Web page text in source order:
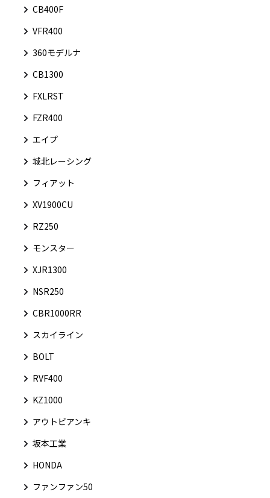
CB400F
VFR400
360モデルナ
CB1300
FXLRST
FZR400
エイプ
城北レーシング
フィアット
XV1900CU
RZ250
モンスター
XJR1300
NSR250
CBR1000RR
スカイライン
BOLT
RVF400
KZ1000
アウトビアンキ
坂本工業
HONDA
ファンファン50